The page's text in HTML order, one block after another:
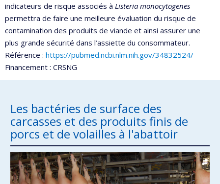
indicateurs de risque associés à Listeria monocytogenes
permettra de faire une meilleure évaluation du risque de
contamination des produits de viande et ainsi assurer une
plus grande sécurité dans l’assiette du consommateur.
Référence : https://pubmed.ncbi.nlm.nih.gov/34832524/
Financement : CRSNG
Les bactéries de surface des
carcasses et des produits finis de
porcs et de volailles à l'abattoir